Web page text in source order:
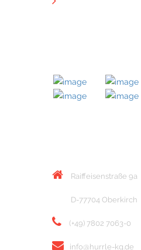
Raiffeisenstraße 9a
D-77704 Oberkirch
(+49) 7802 7063-0
info@hurrle-kg.de